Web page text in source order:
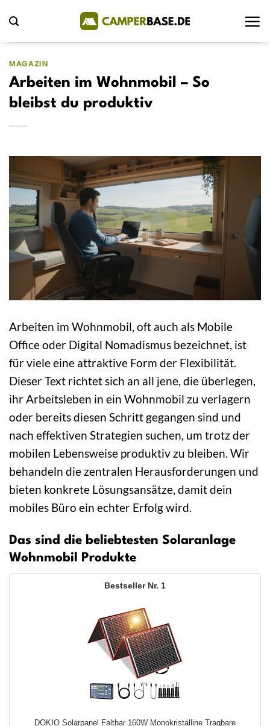
Inhalt
springen
MAGAZIN
Arbeiten im Wohnmobil – So
bleibst du produktiv
Arbeiten im Wohnmobil, oft auch als Mobile
Office oder Digital Nomadismus bezeichnet, ist
für viele eine attraktive Form der Flexibilität.
Dieser Text richtet sich an all jene, die überlegen,
ihr Arbeitsleben in ein Wohnmobil zu verlagern
oder bereits diesen Schritt gegangen sind und
nach effektiven Strategien suchen, um trotz der
mobilen Lebensweise produktiv zu bleiben. Wir
behandeln die zentralen Herausforderungen und
bieten konkrete Lösungsansätze, damit dein
mobiles Büro ein echter Erfolg wird.
Das sind die beliebtesten Solaranlage
Wohnmobil Produkte
1
DOKIO Solarpanel Faltbar 160W Monokristalline Tragbare